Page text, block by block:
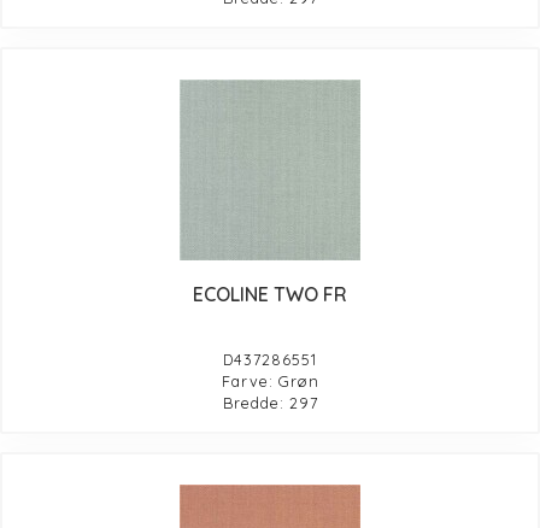
ECOLINE TWO FR
D437286551
Farve: Grøn
Bredde: 297